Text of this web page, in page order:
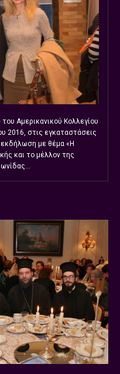
Αμερικανικού Κολλεγίου
2016, στις εγκαταστάσεις
με θέμα «Η
και το μέλλον της